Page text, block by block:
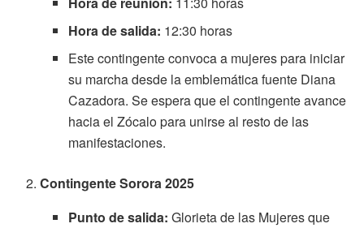
Hora de salida: 12:30 horas
Este contingente convoca a mujeres para iniciar
su marcha desde la emblemática fuente Diana
Cazadora. Se espera que el contingente avance
hacia el Zócalo para unirse al resto de las
manifestaciones.
Contingente Sorora 2025
Punto de salida: Glorieta de las Mujeres que